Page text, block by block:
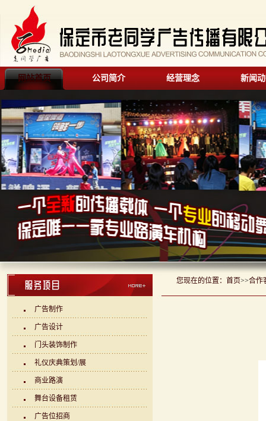
网站首页 公司简介 经营理念 新闻
广告制作
广告设计
门头装饰制作
礼仪庆典策划/展
商业路演
舞台设备租赁
广告位招商
您现在的位置： 首页>>合作